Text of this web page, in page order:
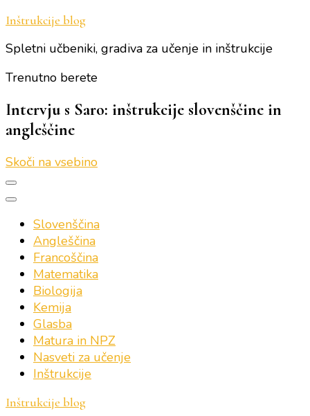
Inštrukcije blog
Spletni učbeniki, gradiva za učenje in inštrukcije
Trenutno berete
Intervju s Saro: inštrukcije slovenščine in
angleščine
Skoči na vsebino
Slovenščina
Angleščina
Francoščina
Matematika
Biologija
Kemija
Glasba
Matura in NPZ
Nasveti za učenje
Inštrukcije
Inštrukcije blog